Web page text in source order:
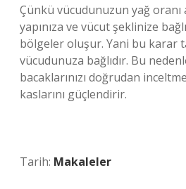
Çünkü vücudunuzun yağ oranı
yapınıza ve vücut şeklinize
bölgeler oluşur. Yani bu karar
vücudunuza bağlıdır. Bu
bacaklarınızı doğrudan
kaslarını güçlendirir.
Tarih: Makaleler